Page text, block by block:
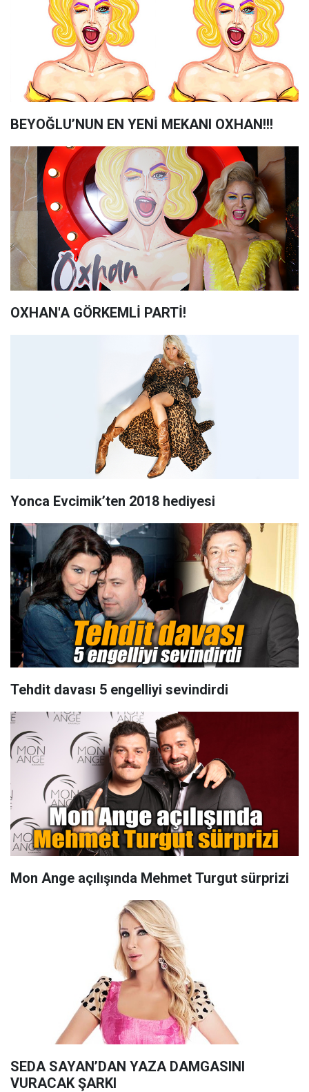
BEYOĞLU’NUN EN YENİ MEKANI OXHAN!!!
OXHAN'A GÖRKEMLİ PARTİ!
Yonca Evcimik’ten 2018 hediyesi
Tehdit davası 5 engelliyi sevindirdi
Mon Ange açılışında Mehmet Turgut sürprizi
SEDA SAYAN’DAN YAZA DAMGASINI
VURACAK ŞARKI